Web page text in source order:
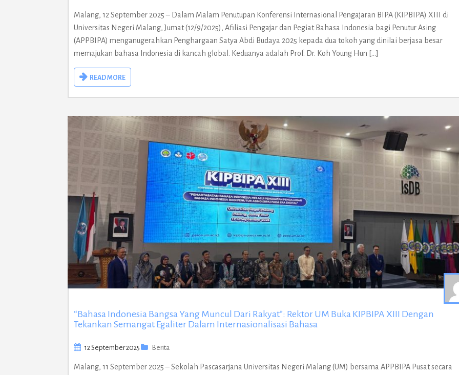
Malang, 12 September 2025 – Dalam Malam Penutupan Konferensi Internasional Pengajaran BIPA (KIPBIPA) XIII di
Universitas Negeri Malang, Jumat (12/9/2025), Afiliasi Pengajar dan Pegiat Bahasa Indonesia bagi Penutur Asing
(APPBIPA) menganugerahkan Penghargaan Satya Abdi Budaya 2025 kepada dua tokoh yang dinilai berjasa besar
memajukan bahasa Indonesia di kancah global. Keduanya adalah Prof. Dr. Koh Young Hun […]
READ MORE
“Bahasa Indonesia Bangsa Yang Muncul Dari Rakyat”: Rektor UM Buka KIPBIPA XIII Dengan
Tekankan Semangat Egaliter Dalam Internasionalisasi Bahasa
12 September 2025 Berita
Malang, 11 September 2025 – Sekolah Pascasarjana Universitas Negeri Malang (UM) bersama APPBIPA Pusat secara